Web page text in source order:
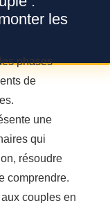
les
phases
de
une
qui
résoudre
comprendre.
couples en